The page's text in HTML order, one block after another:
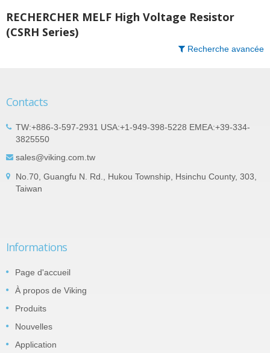
RECHERCHER MELF High Voltage Resistor
(CSRH Series)
Recherche avancée
Contacts
TW:+886-3-597-2931 USA:+1-949-398-5228 EMEA:+39-334-
3825550
sales@viking.com.tw
No.70, Guangfu N. Rd., Hukou Township, Hsinchu County, 303,
Taiwan
Informations
Page d'accueil
À propos de Viking
Produits
Nouvelles
Application